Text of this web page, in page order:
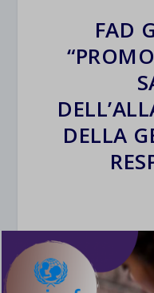
FAD
DELLA